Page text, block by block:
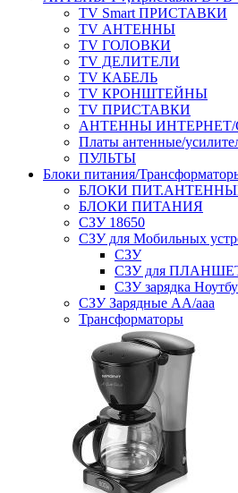
TV Smart ПРИСТАВКИ
TV АНТЕННЫ
TV ГОЛОВКИ
TV ДЕЛИТЕЛИ
TV КАБЕЛЬ
TV КРОНШТЕЙНЫ
TV ПРИСТАВКИ
АНТЕННЫ ИНТЕРНЕТ/
Платы антенные/
ПУЛЬТЫ
Блоки питания/
БЛОКИ
БЛОКИ ПИТАНИЯ
СЗУ 18650
СЗУ для Мобильных
СЗУ
СЗУ для
СЗУ зарядка
СЗУ Зарядные АА/ааа
Трансформаторы